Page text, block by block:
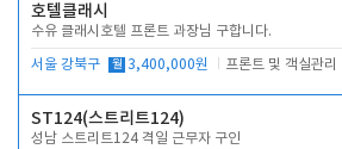
호텔클래시
수유 클래시호텔 프론트 과장님 구합니다.
서울 강북구 월 3,400,000원 프론트 및 객실관리
ST124(스트리트124)
성남 스트리트124 격일 근무자 구인